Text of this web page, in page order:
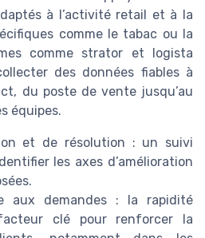
à l’activité retail et à la
comme le tabac ou la
comme strator et logista
des données fiables à
du poste de vente jusqu’au
équipes.
et de résolution : un suivi
les axes d’amélioration
aux demandes : la rapidité
clé pour renforcer la